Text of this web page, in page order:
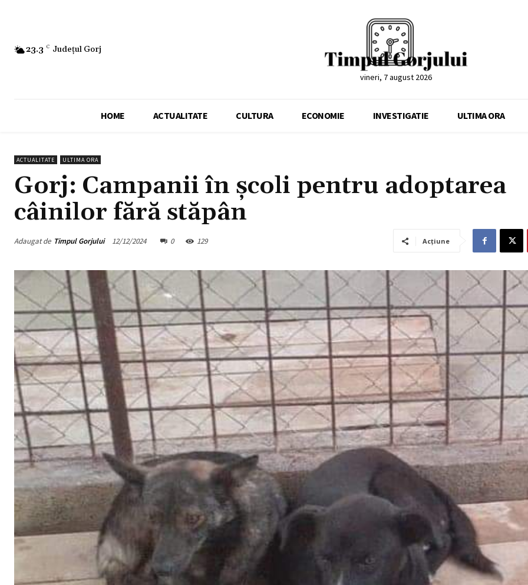
23.3 C Județul Gorj
vineri, 7 august 2026
HOME ACTUALITATE CULTURA ECONOMIE INVESTIGATIE ULTIMA ORA
ACTUALITATE ULTIMA ORA
Gorj: Campanii în școli pentru adoptarea
câinilor fără stăpân
Adaugat de Timpul Gorjului 12/12/2024 0 129 Acțiune